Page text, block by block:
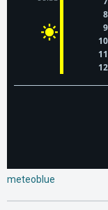
meteoblue